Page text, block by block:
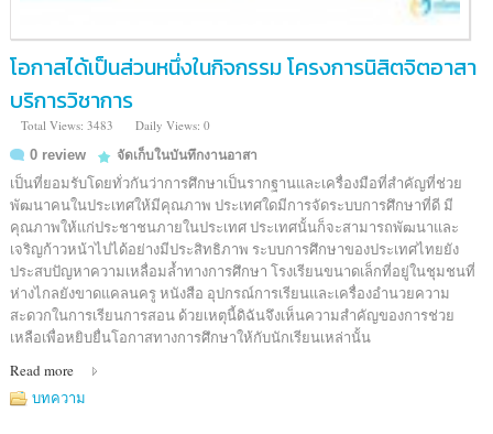
โอกาสได้เป็นส่วนหนึ่งในกิจกรรม โครงการนิสิตจิตอาสา
บริการวิชาการ
Total Views: 3483
Daily Views: 0
0 review
จัดเก็บในบันทึกงานอาสา
เป็นที่ยอมรับโดยทั่วกันว่าการศึกษาเป็นรากฐานและเครื่องมือที่สำคัญที่ช่วย
พัฒนาคนในประเทศให้มีคุณภาพ ประเทศใดมีการจัดระบบการศึกษาที่ดี มี
คุณภาพให้แก่ประชาชนภายในประเทศ ประเทศนั้นก็จะสามารถพัฒนาและ
เจริญก้าวหน้าไปได้อย่างมีประสิทธิภาพ ระบบการศึกษาของประเทศไทยยัง
ประสบปัญหาความเหลื่อมล้ำทางการศึกษา โรงเรียนขนาดเล็กที่อยู่ในชุมชนที่
ห่างไกลยังขาดแคลนครู หนังสือ อุปกรณ์การเรียนและเครื่องอำนวยความ
สะดวกในการเรียนการสอน ด้วยเหตุนี้ดิฉันจึงเห็นความสำคัญของการช่วย
เหลือเพื่อหยิบยื่นโอกาสทางการศึกษาให้กับนักเรียนเหล่านั้น
Read more
บทความ